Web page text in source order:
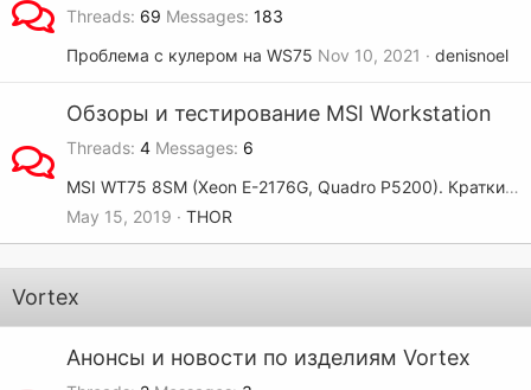
Threads 69 Messages 183
Проблема с кулером на WS75 Nov 10, 2021 denisnoel
Обзоры и тестирование MSI Workstation
Threads 4 Messages 6
MSI WT75 8SM (Xeon E-2176G, Quadro P5200). Краткий обзор от Notebookcheck
May 15, 2019
THOR
Vortex
Анонсы и новости по изделиям Vortex